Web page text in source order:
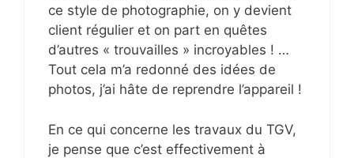
ce style de photographie, on y devient
client régulier et on part en quêtes
d’autres « trouvailles » incroyables ! …
Tout cela m’a redonné des idées de
photos, j’ai hâte de reprendre l’appareil !
En ce qui concerne les travaux du TGV,
je pense que c’est effectivement à